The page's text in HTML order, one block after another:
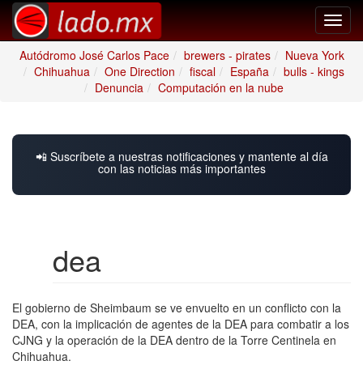
Autódromo José Carlos Pace
brewers - pirates
Nueva York
Chihuahua
One Direction fiscal España
bulls - kings
Denuncia
Computación en la nube
📲 Suscríbete a nuestras notificaciones y mantente al día
con las noticias más importantes
dea
El gobierno de Sheimbaum se ve envuelto en un conflicto con la
DEA, con la implicación de agentes de la DEA para combatir a los
CJNG y la operación de la DEA dentro de la Torre Centinela en
Chihuahua.